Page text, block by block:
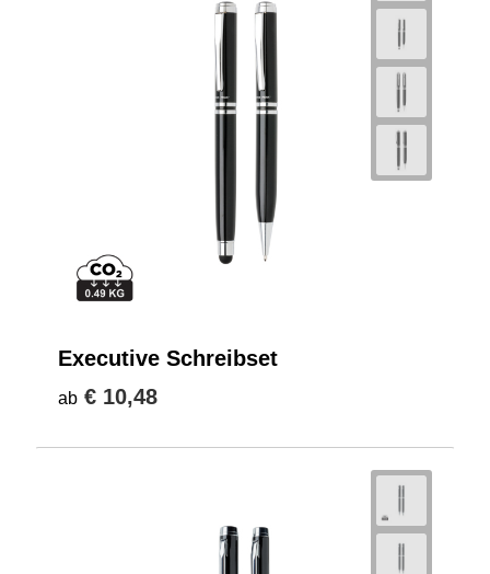
Executive Schreibset
ab € 10,48